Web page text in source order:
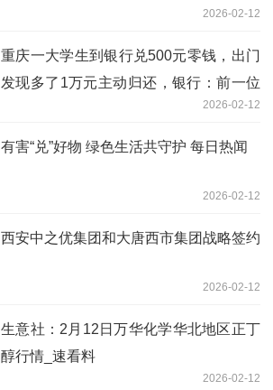
2026-02-12
重庆一大学生到银行兑500元零钱，出门
发现多了1万元主动归还，银行：前一位
2026-02-12
有害“兑”好物 绿色生活共守护 每日热闻
2026-02-12
西安中之优集团和大唐西市集团战略签约
2026-02-12
生意社：2月12日万华化学华北地区正丁
醇行情_速看料
2026-02-12